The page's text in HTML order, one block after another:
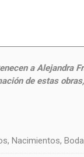
a Alejandra
de estas
Nacimientos,